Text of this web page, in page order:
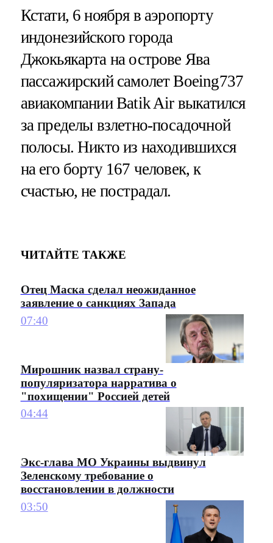
Кстати, 6 ноября в аэропорту
индонезийского города
Джокьякарта на острове Ява
пассажирский самолет Boeing737
авиакомпании Batik Air выкатился
за пределы взлетно-посадочной
полосы. Никто из находившихся
на его борту 167 человек, к
счастью, не пострадал.
ЧИТАЙТЕ ТАКЖЕ
Отец Маска сделал неожиданное
заявление о санкциях Запада
07:40
Мирошник назвал страну-
популяризатора нарратива о
"похищении" Россией детей
04:44
Экс-глава МО Украины выдвинул
Зеленскому требование о
восстановлении в должности
03:50